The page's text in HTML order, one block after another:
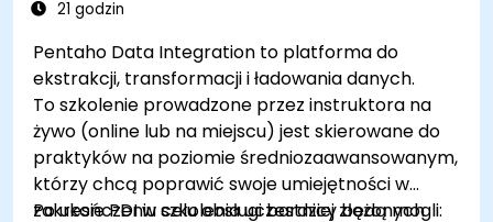
21 godzin
Pentaho Data Integration to platforma do
ekstrakcji, transformacji i ładowania danych.
To szkolenie prowadzone przez instruktora na
żywo (online lub na miejscu) jest skierowane do
praktyków na poziomie średniozaawansowanym,
którzy chcą poprawić swoje umiejętności w
zakresie PDI w celu obsługi bardziej złożonych
Po ukończeniu szkolenia uczestnicy będą mogli: